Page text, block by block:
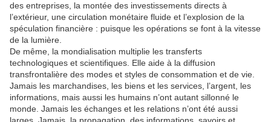
des entreprises, la montée des investissements directs à
l’extérieur, une circulation monétaire fluide et l’explosion de la
spéculation financière : puisque les opérations se font à la vitesse
de la lumière.
De même, la mondialisation multiplie les transferts
technologiques et scientifiques. Elle aide à la diffusion
transfrontalière des modes et styles de consommation et de vie.
Jamais les marchandises, les biens et les services, l’argent, les
informations, mais aussi les humains n’ont autant sillonné le
monde. Jamais les échanges et les relations n’ont été aussi